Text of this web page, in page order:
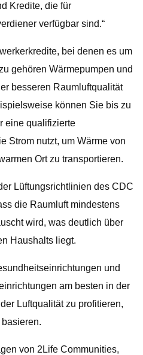
Kredite, die für
verfügbar sind.“
bei denen es um
gehören Wärmepumpen und
besseren Raumluftqualität
können Sie bis zu
eine qualifizierte
Strom nutzt, um Wärme von
Ort zu transportieren.
Lüftungsrichtlinien des CDC
die Raumluft mindestens
wird, was deutlich über
Haushalts liegt.
und
am besten in der
Luftqualität zu profitieren,
von 2Life Communities,